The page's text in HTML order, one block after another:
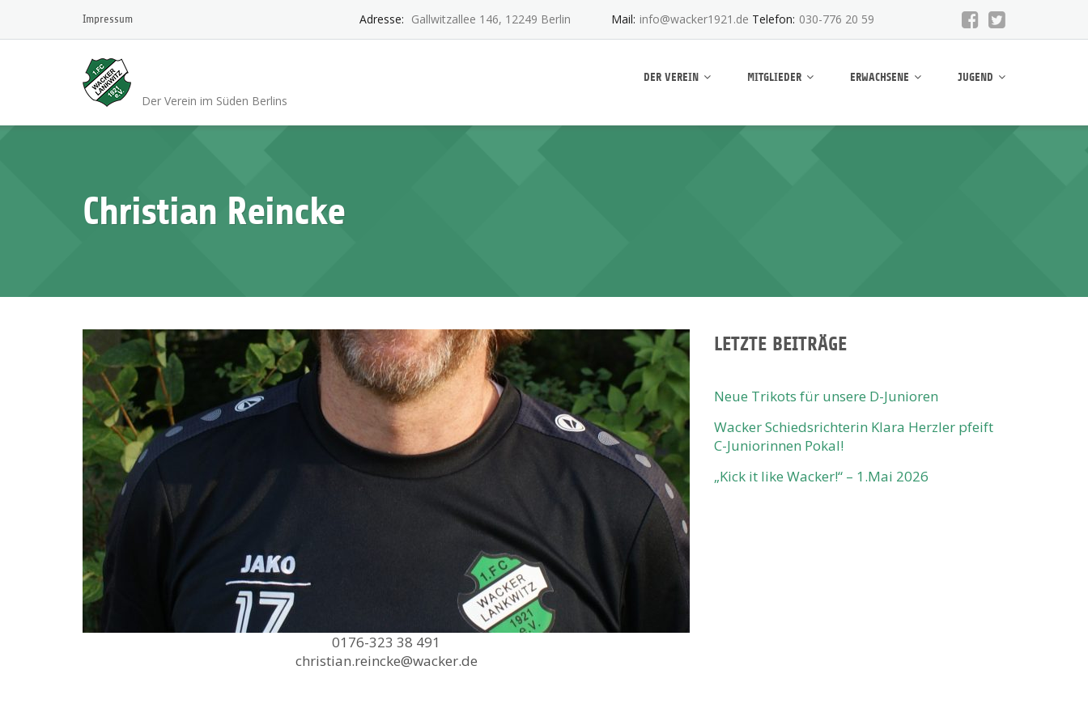
content
Impressum Adresse: Gallwitzallee 146, 12249 Berlin Mail: info@wacker1921.de Telefon: 030-776 20 59
Der Verein im Süden Berlins
DER VEREIN MITGLIEDER ERWACHSENE JUGEND
Christian Reincke
0176-323 38 491
christian.reincke@wacker.de
LETZTE BEITRÄGE
Neue Trikots für unsere D-Junioren
Wacker Schiedsrichterin Klara Herzler pfeift
C-Juniorinnen Pokal!
„Kick it like Wacker!“ – 1.Mai 2026